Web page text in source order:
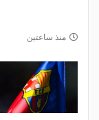
منذ ساعتين